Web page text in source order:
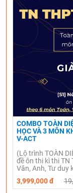
COMBO TOÀN
HỌC VÀ 3 MÔN
V-ACT
(Lộ trình TOÀN
đề ôn thi kì thi TN
Văn, Anh, Tư duy
3,999,000 đ